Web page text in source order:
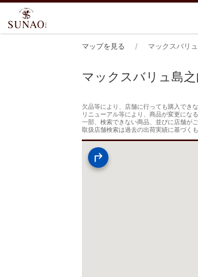
マップを見る マックスバリ
マックスバリュ島
欠品等により、店舗に行っても購入でき
リニューアル等により、商品が変更にな
一部、検索できない商品、並びに店舗が
取扱店舗検索は過去の出荷実績に基づく